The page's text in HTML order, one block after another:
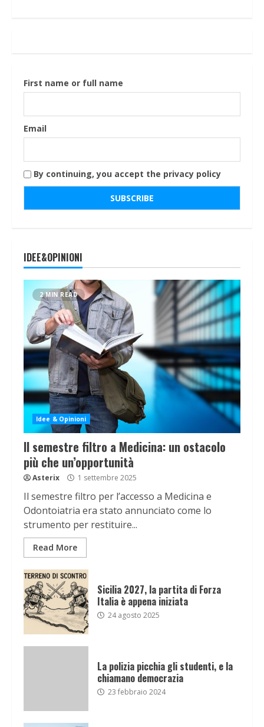
First name or full name
Email
By continuing, you accept the privacy policy
IDEE&OPINIONI
2 MIN READ
Idee & Opinioni
Il semestre filtro a Medicina: un ostacolo
più che un’opportunità
Asterix 1 settembre 2025
Il semestre filtro per l’accesso a Medicina e
Odontoiatria era stato annunciato come lo
strumento per restituire...
Read More
Sicilia 2027, la partita di Forza
Italia è appena iniziata
24 agosto 2025
La polizia picchia gli studenti, e la
chiamano democrazia
23 febbraio 2024